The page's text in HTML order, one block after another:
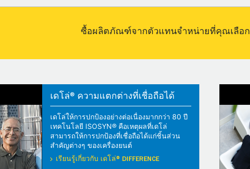
ซื้อผลิตภัณฑ์จากตัวแทนจำหน่ายที่คุณเลือก
เดโล่® ความแตกต่างที่เชื่อถือได้
เดโล่ให้การปกป้องอย่างต่อเนื่องมากกว่า 80 ปี
เทคโนโลยี ISOSYN® คือเหตุผลที่เดโล่
สามารถให้การปกป้องที่เชื่อถือได้แก่ชิ้นส่วน
สำคัญต่างๆ ของเครื่องยนต์
เรียนรู้เกี่ยวกับ เดโล่® DIFFERENCE